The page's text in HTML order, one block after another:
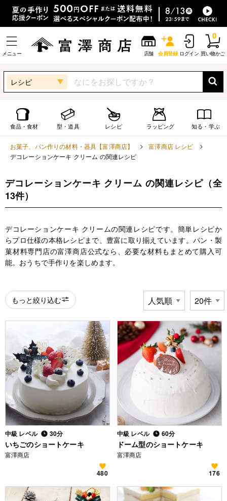
メニュー 店舗 会員登録 ログイン 買い物かご
0
レシピ
食品・食材 型・道具 レシピ ラッピング 知る・学ぶ
お菓子、パン作りの材料・器具【富澤商店】
富澤商店 レシピ
デコレーションケーキ クリーム の関連レシピ
デコレーションケーキ クリーム の関連レシピ（全
13件）
デコレーションケーキ クリームの関連レシピです。簡単レシピか
らプロ仕様の本格レシピまで、豊富に取り揃えています。パン・製
菓材料専門店の富澤商店公式なら、必要な材料もまとめて購入可
能。おうちで手作りを楽しめます。
もっと絞り込む
中級 レベル 30分
いちごのショートケーキ
富澤商店
480
中級 レベル 60分
ドーム型のショートケーキ
富澤商店
176